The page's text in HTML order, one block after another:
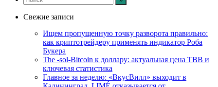
Свежие записи
Ищем пропущенную точку разворота правильно:
как криптотрейдеру применять индикатор Роба
Букера
The -sol-Bitcoin к доллару: актуальная цена TBB и
ключевая статистика
Главное за неделю: «ВкусВилл» выходит в